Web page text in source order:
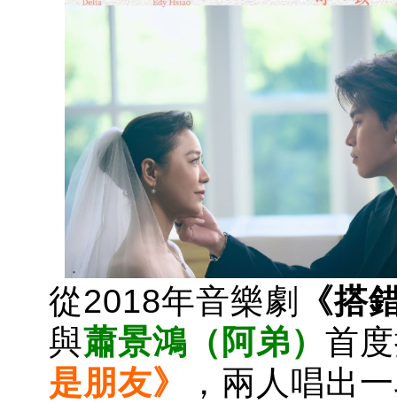
從2018年音樂劇
《搭
與蕭景鴻（阿弟） 首
是朋友》
，兩人唱出